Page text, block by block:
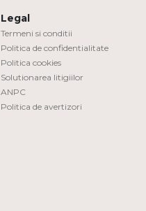
Legal
Termeni si conditii
Politica de confidentialitate
Politica cookies
Solutionarea litigiilor
ANPC
Politica de avertizori